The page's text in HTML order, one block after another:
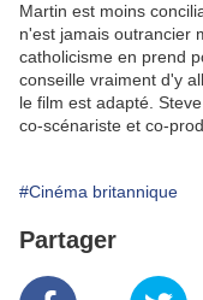
Martin est moins
n'est jamais outrancier
catholicisme en prend
conseille vraiment d'y
le film est adapté.
co-scénariste et co-
#Cinéma britannique
Partager